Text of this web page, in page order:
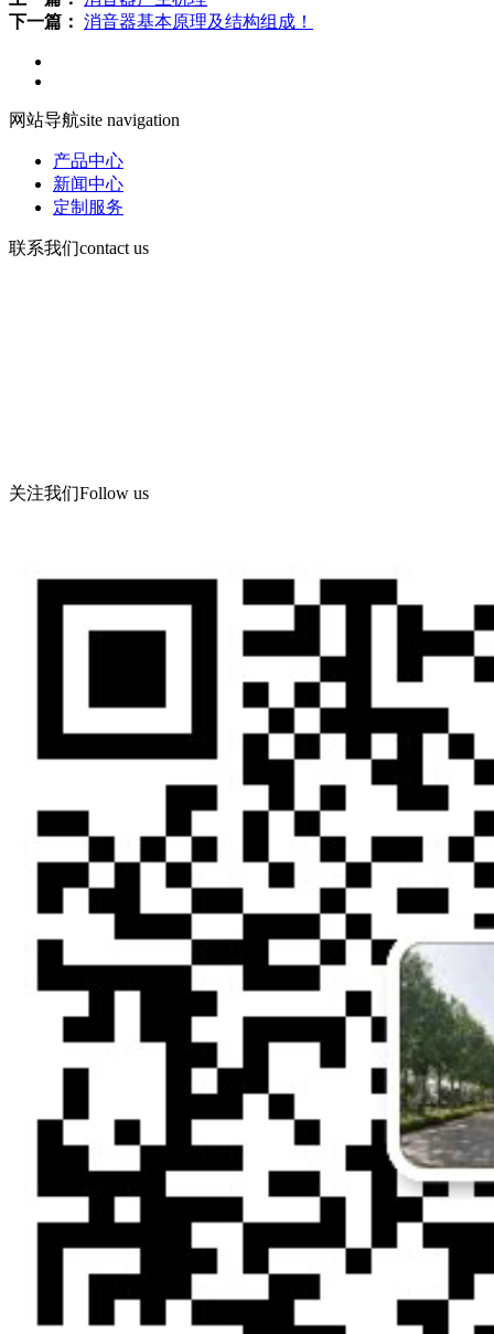
下一篇： 消音器基本原理及结构组成！
网站导航site navigation
产品中心
新闻中心
定制服务
联系我们contact us
关注我们Follow us